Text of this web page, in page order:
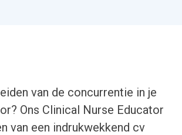
van de concurrentie in je
Ons Clinical Nurse Educator
van een indrukwekkend cv